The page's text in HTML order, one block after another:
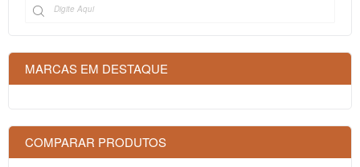
MARCAS EM DESTAQUE
COMPARAR PRODUTOS